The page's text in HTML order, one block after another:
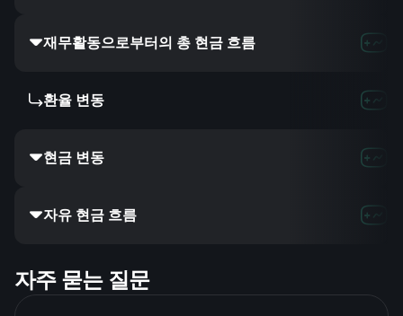
재무활동으로부터의 총 현금 흐름
환율 변동
현금 변동
자유 현금 흐름
자주 묻는 질문